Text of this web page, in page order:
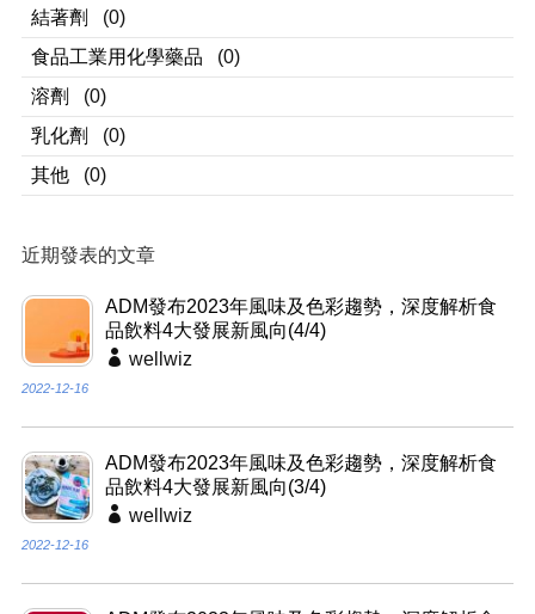
結著劑
(0)
食品工業用化學藥品
(0)
溶劑
(0)
乳化劑
(0)
其他
(0)
近期發表的文章
ADM發布2023年風味及色彩趨勢，深度解析食
品飲料4大發展新風向(4/4)
wellwiz
2022-12-16
ADM發布2023年風味及色彩趨勢，深度解析食
品飲料4大發展新風向(3/4)
wellwiz
2022-12-16